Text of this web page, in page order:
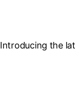
Introducing the